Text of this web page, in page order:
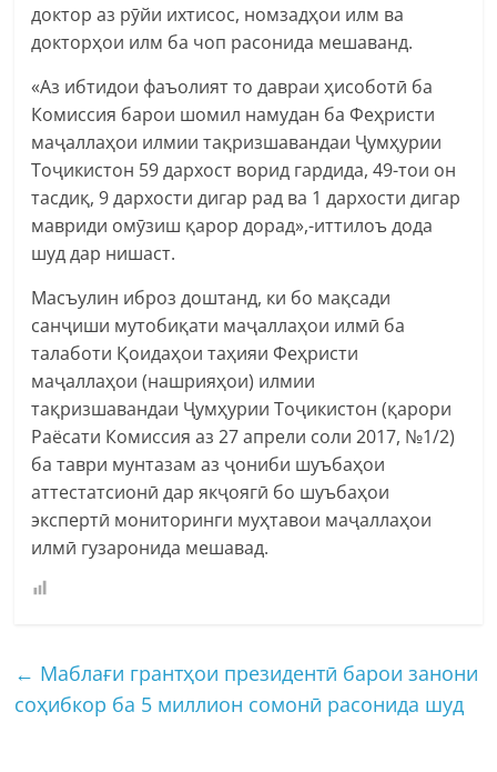
доктор аз рӯйи ихтисос, номзадҳои илм ва
докторҳои илм ба чоп расонида мешаванд.
«Аз ибтидои фаъолият то давраи ҳисоботӣ ба
Комиссия барои шомил намудан ба Феҳристи
маҷаллаҳои илмии тақризшавандаи Ҷумҳурии
Тоҷикистон 59 дархост ворид гардида, 49-тои он
тасдиқ, 9 дархости дигар рад ва 1 дархости дигар
мавриди омӯзиш қарор дорад»,-иттилоъ дода
шуд дар нишаст.
Масъулин иброз доштанд, ки бо мақсади
санҷиши мутобиқати маҷаллаҳои илмӣ ба
талаботи Қоидаҳои таҳияи Феҳристи
маҷаллаҳои (нашрияҳои) илмии
тақризшавандаи Ҷумҳурии Тоҷикистон (қарори
Раёсати Комиссия аз 27 апрели соли 2017, №1/2)
ба таври мунтазам аз ҷониби шуъбаҳои
аттестатсионӣ дар якҷоягӣ бо шуъбаҳои
экспертӣ мониторинги муҳтавои маҷаллаҳои
илмӣ гузаронида мешавад.
← Маблағи грантҳои президентӣ барои занони
соҳибкор ба 5 миллион сомонӣ расонида шуд